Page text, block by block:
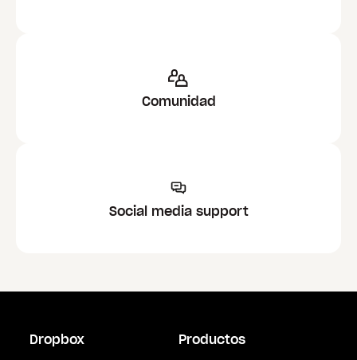
Comunidad
Social media support
Dropbox Productos